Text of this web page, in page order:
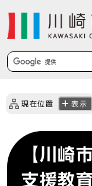
現在位置 表示
【川崎
支援教